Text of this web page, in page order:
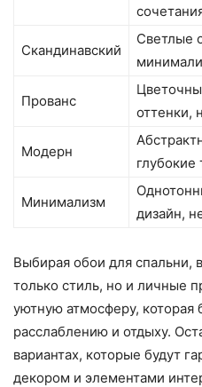
Скандинавский
Светлые
Прованс
оттенки,
Модерн
Минимализм
дизайн,
Выбирая обои для спальни,
только стиль, но и личные
уютную атмосферу, которая
расслаблению и отдыху.
вариантах, которые будут
декором и элементами